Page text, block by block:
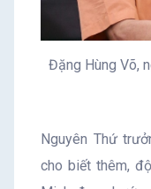
Đặng Hùng Võ,
Nguyên Thứ
cho biết thêm,